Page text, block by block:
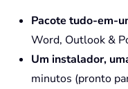
Pacote tudo-em-
Word, Outlook &
Um instalador,
minutos (pronto